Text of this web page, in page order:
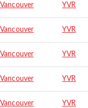
Vancouver YVR
Vancouver YVR
Vancouver YVR
Vancouver YVR
Vancouver YVR